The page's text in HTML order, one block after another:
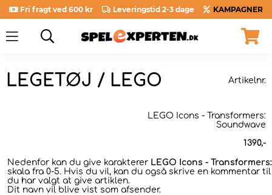
Fri fragt ved 600 kr Leveringstid 2-3 dage KAMPAGNER
LEGETØJ / LEGO Artikelnr.
LEGO Icons - Transformers:
Soundwave
1390,-
Nedenfor kan du give karakterer LEGO Icons -
skala fra 0-5. Hvis du vil, kan du også skrive en kommentar
du har valgt at give artiklen.
Dit navn vil blive vist som afsender.